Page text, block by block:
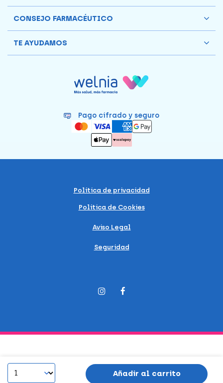
Añadir al carrito
Pago cifrado y seguro
CONSEJO FARMACÉUTICO
TE AYUDAMOS
Política de privacidad
Política de Cookies
Aviso Legal
Seguridad